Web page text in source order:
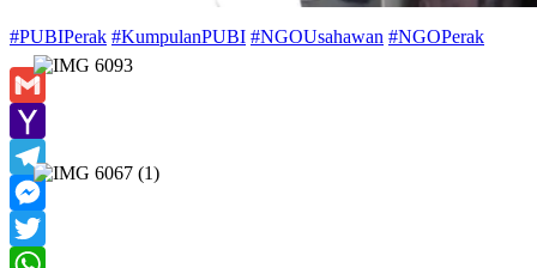
#PUBIPerak #KumpulanPUBI #NGOUsahawan #NGOPerak
Gmail
Yahoo
Mail
Telegram
Messenger
Twitter